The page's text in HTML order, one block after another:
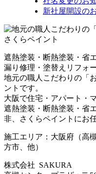
新社屋開設の
遮熱塗装・断熱塗装・省
漏り修理・塗替えリフォ
地元の職人こだわりの「
ントです。
大阪で住宅・アパート・
遮熱塗装・断熱塗装・省
非、さくらペイントにお
施工エリア：大阪府（高
方市、他）
株式会社 SAKURA